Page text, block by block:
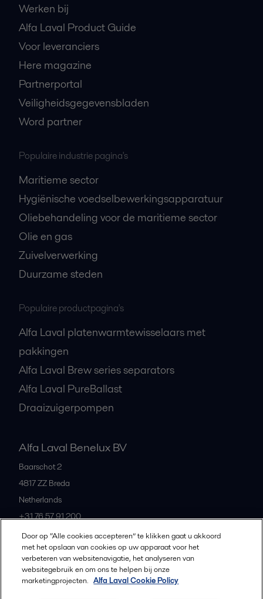
Werken bij
Alfa Laval Product Guide
Voor leveranciers
Here magazine
Partnerportal
Veiligheidsgegevensbladen
Word partner
Populaire industrie pagina's
Maritieme sector
Hygiënische voedselbewerkingsapparatuur
Oliebehandeling voor de maritieme sector
Olie en gas
Zuivelverwerking
Duurzame steden
Populaire productpagina's
Alfa Laval platenwarmtewisselaars met
pakkingen
Alfa Laval Brew series separators
Alfa Laval PureBallast
Draaizuigerpompen
Alfa Laval Benelux BV
Baarschot 2
4817 ZZ Breda
Netherlands
+31 76 57 91 200
All offices and partners
Door op “Alle cookies accepteren” te klikken gaat u akkoord
met het opslaan van cookies op uw apparaat voor het
verbeteren van websitenavigatie, het analyseren van
websitegebruik en om ons te helpen bij onze
marketingprojecten. Alfa Laval Cookie Policy